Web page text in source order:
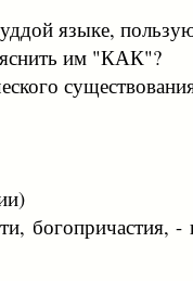
языке,
им "КАК"?
богопричастия,